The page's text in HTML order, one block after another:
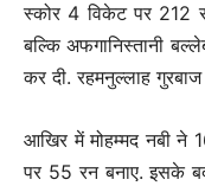
स्कोर 4 विकेट पर 212
बल्कि अफगानिस्तानी
कर दी. रहमनुल्लाह
आखिर में मोहम्मद नबी ने
पर 55 रन बनाए. इसके